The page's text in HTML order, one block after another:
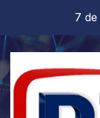
contenido
7